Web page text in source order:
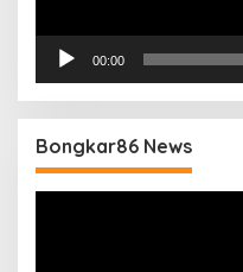
00:00
Bongkar86 News